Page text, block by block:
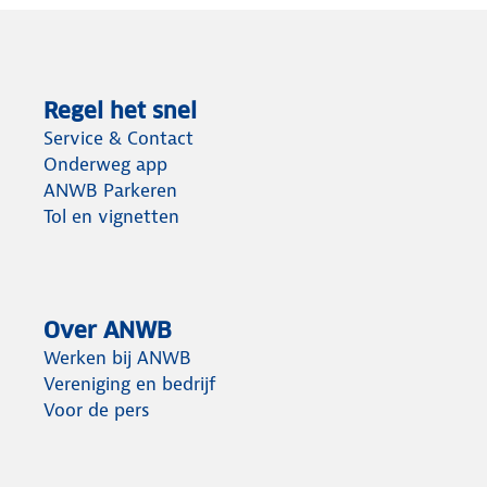
Regel het snel
Service & Contact
Onderweg app
ANWB Parkeren
Tol en vignetten
Over ANWB
Werken bij ANWB
Vereniging en bedrijf
Voor de pers